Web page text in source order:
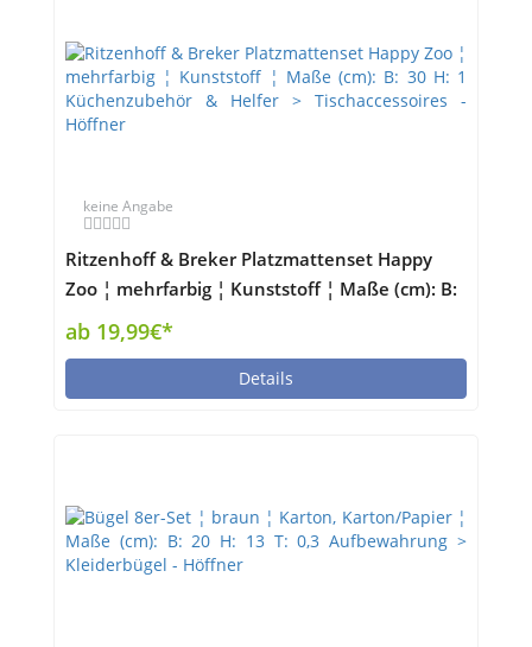
keine Angabe
Ritzenhoff & Breker Platzmattenset Happy
Zoo ¦ mehrfarbig ¦ Kunststoff ¦ Maße (cm): B:
30 H: 1 Küchenzubehör & Helfer >
Tischaccessoires - Höffner
ab 19,99€*
Details